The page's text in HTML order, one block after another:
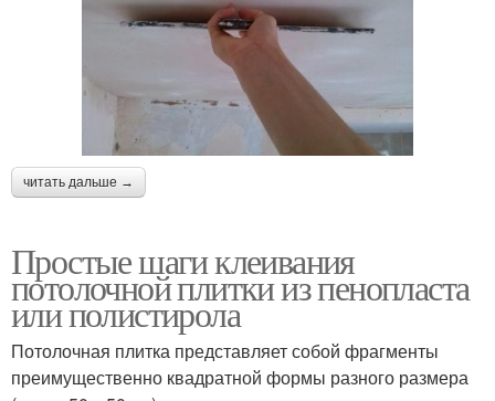
читать дальше →
Простые шаги клеивания
потолочной плитки из пенопласта
или полистирола
Потолочная плитка представляет собой фрагменты
преимущественно квадратной формы разного размера